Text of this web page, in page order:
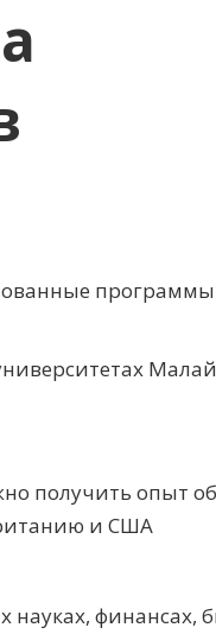
получить опыт
и США
финансах,